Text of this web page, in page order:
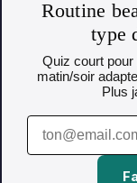
Routine
type
Quiz court pour
matin/soir
Plus